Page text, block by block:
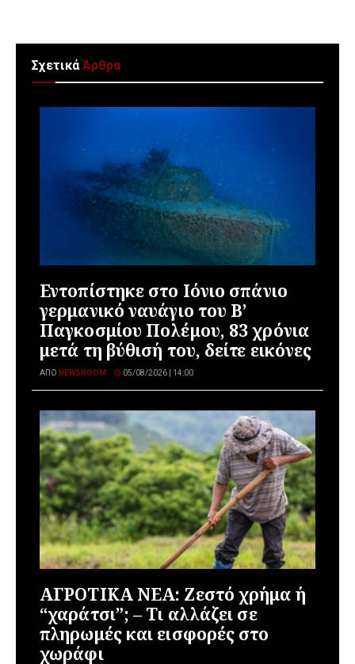
ΣχετικάΆρθρα
Εντοπίστηκε στο Ιόνιο σπάνιο
γερμανικό ναυάγιο του Β’
Παγκοσμίου Πολέμου, 83 χρόνια
μετά τη βύθισή του, δείτε εικόνες
ΑΠΌ NEWSROOM 05/08/2026 | 14:00
ΑΓΡΟΤΙΚΑ ΝΕΑ: Ζεστό χρήμα ή
“χαράτσι”; – Τι αλλάζει σε
πληρωμές και εισφορές στο
χωράφι